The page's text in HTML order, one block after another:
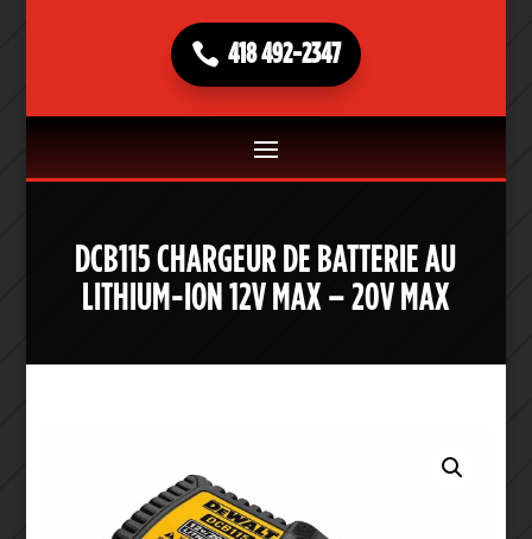
418 492-2347
DCB115 CHARGEUR DE BATTERIE AU
LITHIUM-ION 12V MAX – 20V MAX